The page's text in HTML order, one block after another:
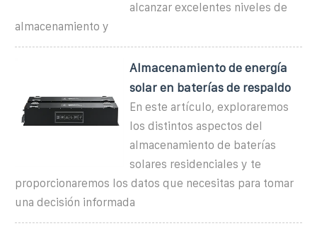
alcanzar excelentes niveles de
almacenamiento y
Almacenamiento de energía
solar en baterías de respaldo
En este artículo, exploraremos
los distintos aspectos del
almacenamiento de baterías
solares residenciales y te
proporcionaremos los datos que necesitas para tomar
una decisión informada